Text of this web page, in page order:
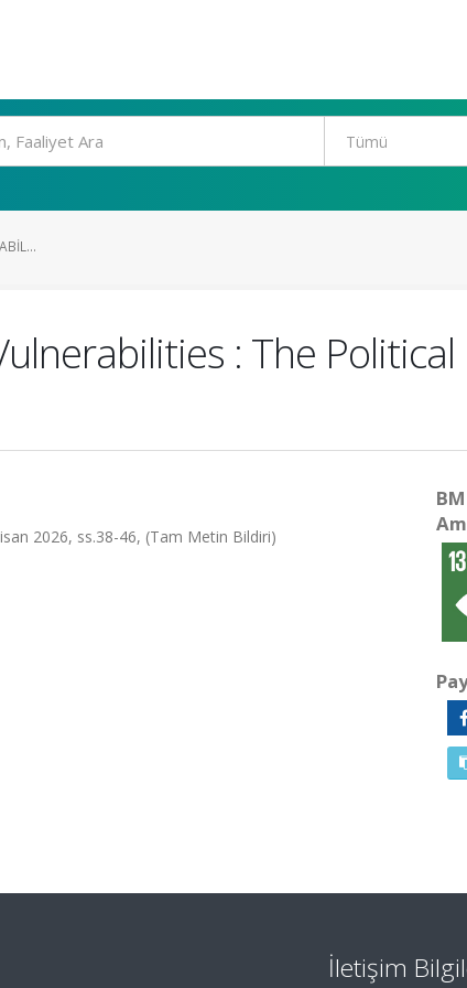
: The
2026, ss.38-46, (Tam Metin Bildiri)
İletişim